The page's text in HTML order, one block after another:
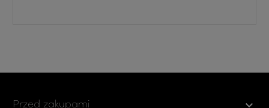
Przed zakupami